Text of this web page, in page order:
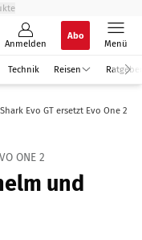
Anmelden
Abo
Menü
Technik Reisen Ratgeber
Evo GT ersetzt Evo One 2
ONE 2
und